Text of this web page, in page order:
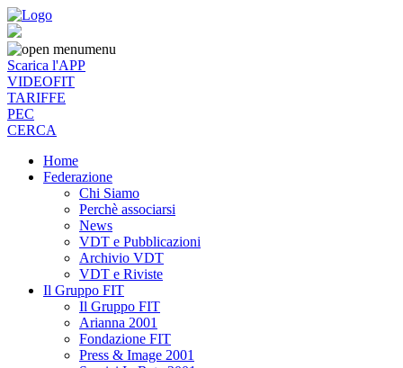
menu
Scarica l'APP
VIDEOFIT
TARIFFE
PEC
CERCA
Home
Federazione
Chi Siamo
Perchè associarsi
News
VDT e Pubblicazioni
Archivio VDT
VDT e Riviste
Il Gruppo FIT
Il Gruppo FIT
Arianna 2001
Fondazione FIT
Press & Image 2001